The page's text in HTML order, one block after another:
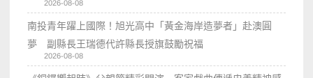
2026-08-08
南投青年躍上國際！旭光高中「黃金海岸造夢者」赴澳圓
夢 副縣長王瑞德代許縣長授旗鼓勵祝福
2026-08-08